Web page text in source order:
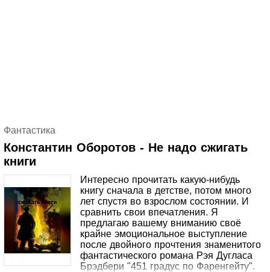
Фантастика
Константин Оборотов - Не надо сжигать
книги
Интересно прочитать какую-нибудь
книгу сначала в детстве, потом много
лет спустя во взрослом состоянии. И
сравнить свои впечатления. Я
предлагаю вашему вниманию своё
крайне эмоциональное выступление
после двойного прочтения знаменитого
фантастического романа Рэя Дугласа
Брэдбери "451 градус по Фаренгейту".